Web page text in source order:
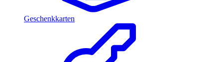
Geschenkkarten